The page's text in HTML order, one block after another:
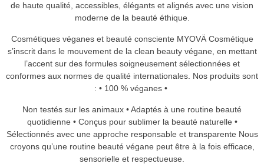
de haute qualité, accessibles, élégants et alignés avec une vision
moderne de la beauté éthique.
Cosmétiques véganes et beauté consciente MYOVÄ Cosmétique
s’inscrit dans le mouvement de la clean beauty végane, en mettant
l’accent sur des formules soigneusement sélectionnées et
conformes aux normes de qualité internationales. Nos produits sont
: • 100 % véganes •
Non testés sur les animaux • Adaptés à une routine beauté
quotidienne • Conçus pour sublimer la beauté naturelle •
Sélectionnés avec une approche responsable et transparente Nous
croyons qu’une routine beauté végane peut être à la fois efficace,
sensorielle et respectueuse.